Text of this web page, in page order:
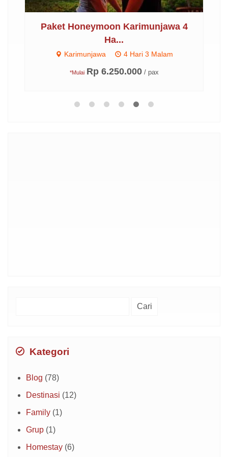
Paket Honeymoon Karimunjawa 4
Ha...
Karimunjawa 4 Hari 3 Malam
*Mulai Rp 6.250.000 / pax
Kategori
Blog (78)
Destinasi (12)
Family (1)
Grup (1)
Homestay (6)